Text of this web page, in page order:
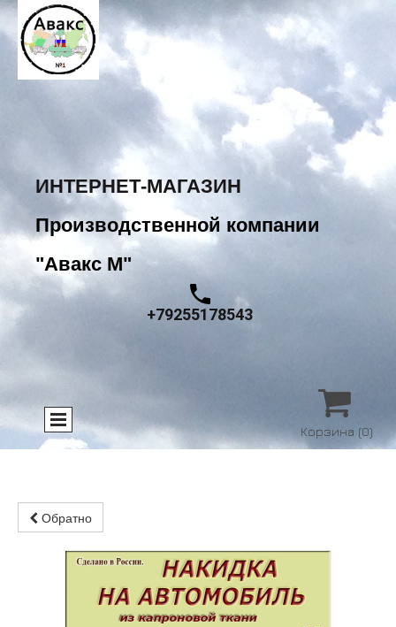
ИНТЕРНЕТ-МАГАЗИН
Производственной компании
"Авакс М"
+79255178543

Корзина (0)
Обратно